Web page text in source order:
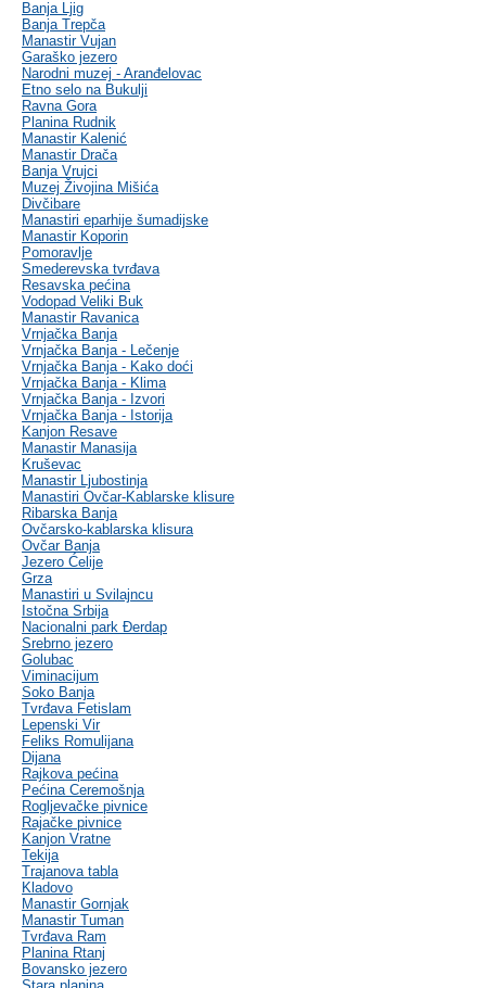
Banja Ljig
Banja Trepča
Manastir Vujan
Garaško jezero
Narodni muzej - Aranđelovac
Etno selo na Bukulji
Ravna Gora
Planina Rudnik
Manastir Kalenić
Manastir Drača
Banja Vrujci
Muzej Živojina Mišića
Divčibare
Manastiri eparhije šumadijske
Manastir Koporin
Pomoravlje
Smederevska tvrđava
Resavska pećina
Vodopad Veliki Buk
Manastir Ravanica
Vrnjačka Banja
Vrnjačka Banja - Lečenje
Vrnjačka Banja - Kako doći
Vrnjačka Banja - Klima
Vrnjačka Banja - Izvori
Vrnjačka Banja - Istorija
Kanjon Resave
Manastir Manasija
Kruševac
Manastir Ljubostinja
Manastiri Ovčar-Kablarske klisure
Ribarska Banja
Ovčarsko-kablarska klisura
Ovčar Banja
Jezero Ćelije
Grza
Manastiri u Svilajncu
Istočna Srbija
Nacionalni park Đerdap
Srebrno jezero
Golubac
Viminacijum
Soko Banja
Tvrđava Fetislam
Lepenski Vir
Feliks Romulijana
Dijana
Rajkova pećina
Pećina Ceremošnja
Rogljevačke pivnice
Rajačke pivnice
Kanjon Vratne
Tekija
Trajanova tabla
Kladovo
Manastir Gornjak
Manastir Tuman
Tvrđava Ram
Planina Rtanj
Bovansko jezero